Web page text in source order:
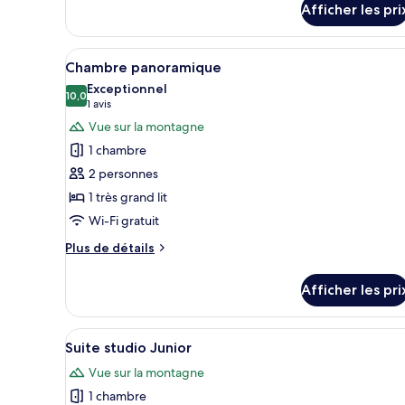
Chambre
supérieure
Afficher les
Afficher
toutes
les
photos
pour
ce
type
de
chambre :
Chambre
Une chambre d’hôtel avec
5
Chambre panoramique
10,010,0 sur 10
Exceptionnel
1 avis
(1 avis)
Vue sur la montagne
1 chambre
2 personnes
1 très grand lit
Wi-Fi gratuit
Plus de détails
Plus
Chambre
panoramique
Afficher les
Afficher
toutes
les
photos
Une chambre d’hôtel
7
Suite studio Junior
Vue sur la montagne
1 chambre